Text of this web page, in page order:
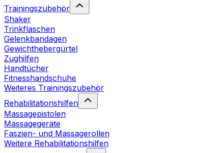
Trainingszubehör
Shaker
Trinkflaschen
Gelenkbandagen
Gewichthebergürtel
Zughilfen
Handtücher
Fitnesshandschuhe
Weiteres Trainingszubehör
Rehabilitationshilfen
Massagepistolen
Massagegeräte
Faszien- und Massagerollen
Weitere Rehabilitationshilfen